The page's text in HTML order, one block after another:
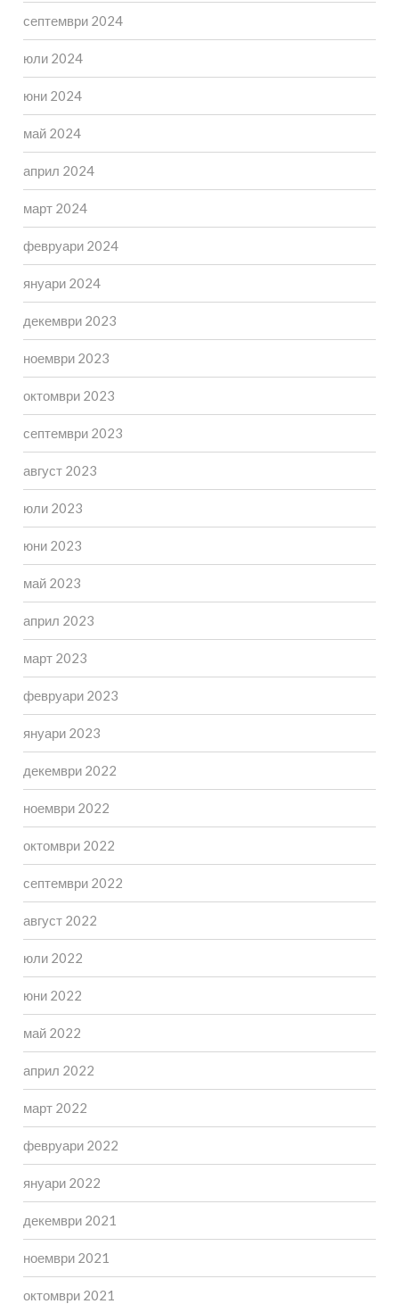
септември 2024
юли 2024
юни 2024
май 2024
април 2024
март 2024
февруари 2024
януари 2024
декември 2023
ноември 2023
октомври 2023
септември 2023
август 2023
юли 2023
юни 2023
май 2023
април 2023
март 2023
февруари 2023
януари 2023
декември 2022
ноември 2022
октомври 2022
септември 2022
август 2022
юли 2022
юни 2022
май 2022
април 2022
март 2022
февруари 2022
януари 2022
декември 2021
ноември 2021
октомври 2021